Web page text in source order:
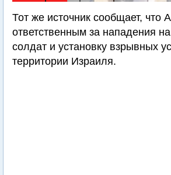
Тот же источник сообщает, что
ответственным за нападения
солдат и установку взрывных
территории Израиля.